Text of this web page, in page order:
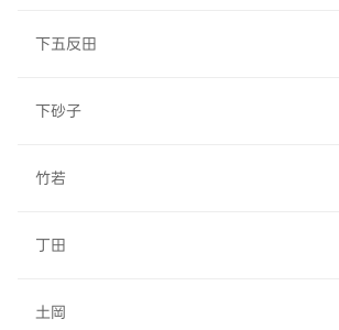
下五反田
下砂子
竹若
丁田
土岡